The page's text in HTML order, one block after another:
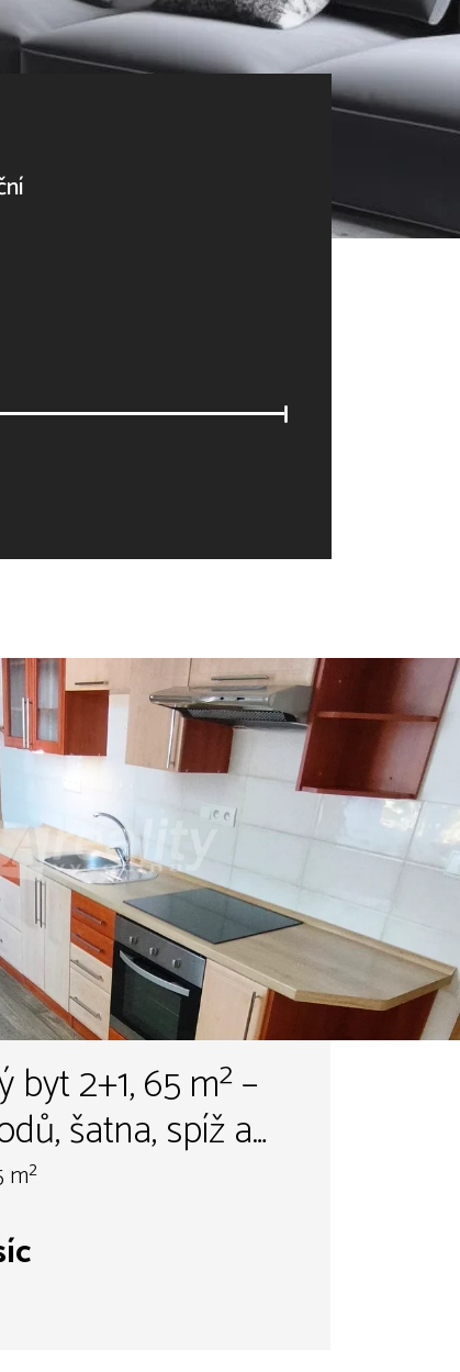
2+1, 65 m² –
šatna, spíž a
Náměšť nad
m²